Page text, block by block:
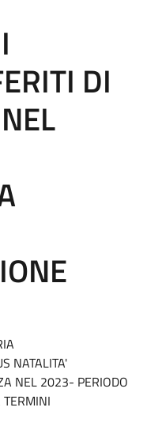
DI
NATALITA'
NEL 2023- PERIODO